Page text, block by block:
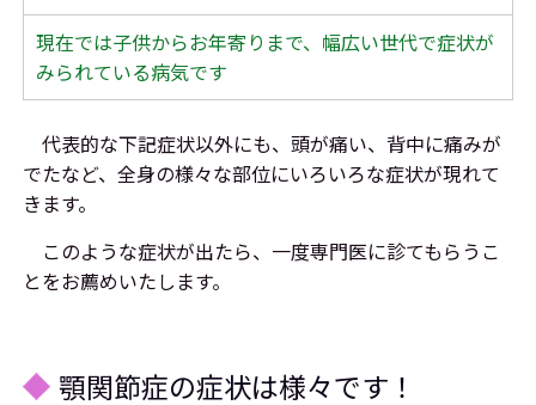
現在では子供からお年寄りまで、幅広い世代で症状が
みられている病気です
代表的な下記症状以外にも、頭が痛い、背中に痛みが
でたなど、全身の様々な部位にいろいろな症状が現れて
きます。
このような症状が出たら、一度専門医に診てもらうこ
とをお薦めいたします。
顎関節症の症状は様々です！